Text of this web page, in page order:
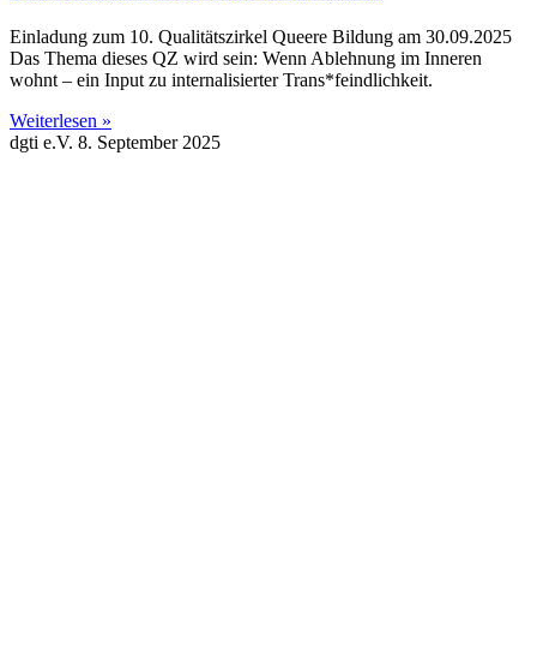
Einladung zum 10. Qualitätszirkel Queere Bildung am 30.09.2025
Das Thema dieses QZ wird sein: Wenn Ablehnung im Inneren
wohnt – ein Input zu internalisierter Trans*feindlichkeit.
Weiterlesen »
dgti e.V. 8. September 2025